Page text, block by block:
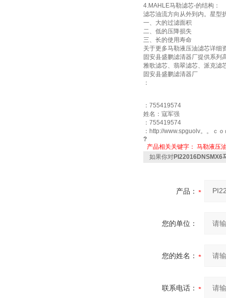
4.MAHLE马勒滤芯-的结构：
滤芯油流方向从外到内。星型
一、大的过滤面积
二、低的压降损失
三、长的使用寿命
关于更多马勒液压油滤芯详细
固安县盛鹏滤清器厂提供系列
雅歌滤芯、翡翠滤芯、派克滤
固安县盛鹏滤清器厂
：
：755419574
姓名：寇军强
：755419574
：http://www.spguolv。。ｃｏ
?
产品相关关键字： 马勒液压
如果你对PI22016DNSMX6
产品：
您的单位：
您的姓名：
联系电话：